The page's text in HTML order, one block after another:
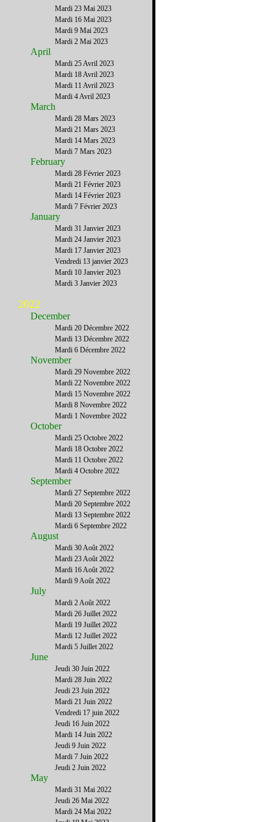
Mardi 23 Mai 2023
Mardi 16 Mai 2023
Mardi 9 Mai 2023
Mardi 2 Mai 2023
April
Mardi 25 Avril 2023
Mardi 18 Avril 2023
Mardi 11 Avril 2023
Mardi 4 Avril 2023
March
Mardi 28 Mars 2023
Mardi 21 Mars 2023
Mardi 14 Mars 2023
Mardi 7 Mars 2023
February
Mardi 28 Février 2023
Mardi 21 Février 2023
Mardi 14 Février 2023
Mardi 7 Février 2023
January
Mardi 31 Janvier 2023
Mardi 24 Janvier 2023
Mardi 17 Janvier 2023
Vendredi 13 janvier 2023
Mardi 10 Janvier 2023
Mardi 3 Janvier 2023
2022
December
Mardi 20 Décembre 2022
Mardi 13 Décembre 2022
Mardi 6 Décembre 2022
November
Mardi 29 Novembre 2022
Mardi 22 Novembre 2022
Mardi 15 Novembre 2022
Mardi 8 Novembre 2022
Mardi 1 Novembre 2022
October
Mardi 25 Octobre 2022
Mardi 18 Octobre 2022
Mardi 11 Octobre 2022
Mardi 4 Octobre 2022
September
Mardi 27 Septembre 2022
Mardi 20 Septembre 2022
Mardi 13 Septembre 2022
Mardi 6 Septembre 2022
August
Mardi 30 Août 2022
Mardi 23 Août 2022
Mardi 16 Août 2022
Mardi 9 Août 2022
July
Mardi 2 Août 2022
Mardi 26 Juillet 2022
Mardi 19 Juillet 2022
Mardi 12 Juillet 2022
Mardi 5 Juillet 2022
June
Jeudi 30 Juin 2022
Mardi 28 Juin 2022
Jeudi 23 Juin 2022
Mardi 21 Juin 2022
Vendredi 17 juin 2022
Jeudi 16 Juin 2022
Mardi 14 Juin 2022
Jeudi 9 Juin 2022
Mardi 7 Juin 2022
Jeudi 2 Juin 2022
May
Mardi 31 Mai 2022
Jeudi 26 Mai 2022
Mardi 24 Mai 2022